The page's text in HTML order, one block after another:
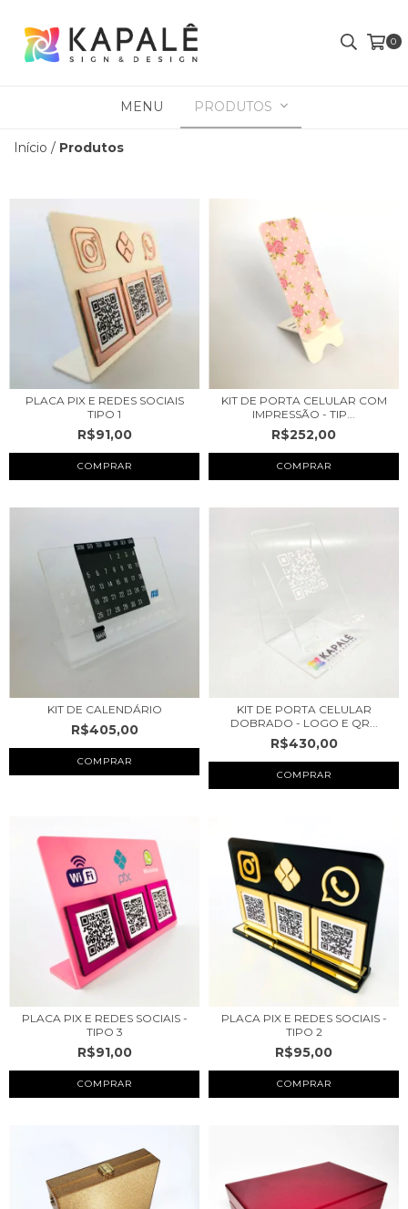
0
MENU PRODUTOS
Início / Produtos
PLACA PIX E REDES SOCIAIS
TIPO 1
R$91,00
COMPRAR
KIT DE PORTA CELULAR COM
IMPRESSÃO - TIP...
R$252,00
COMPRAR
KIT DE CALENDÁRIO
R$405,00
COMPRAR
KIT DE PORTA CELULAR
DOBRADO - LOGO E QR...
R$430,00
COMPRAR
PLACA PIX E REDES SOCIAIS -
TIPO 3
R$91,00
PLACA PIX E REDES SOCIAIS -
TIPO 2
R$95,00
COMPRAR